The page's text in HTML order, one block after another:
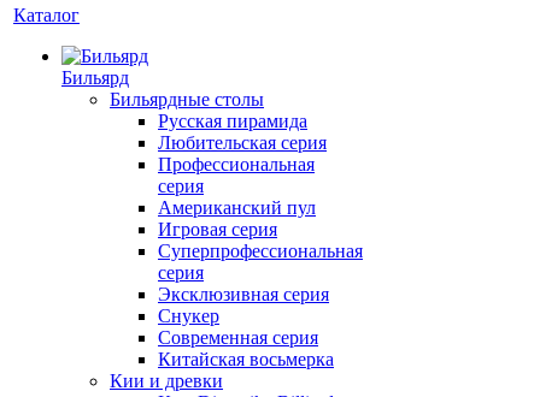
Каталог
Бильярд
Бильярдные столы
Русская пирамида
Любительская серия
Профессиональная
серия
Американский пул
Игровая серия
Суперпрофессиональная
серия
Эксклюзивная серия
Снукер
Современная серия
Китайская восьмерка
Кии и древки